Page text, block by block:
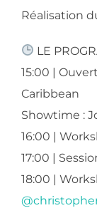
Réalisation
LE
​15:00 |
Caribbean
​Showtime :
​16:00 |
​17:00 |
​18:00 |